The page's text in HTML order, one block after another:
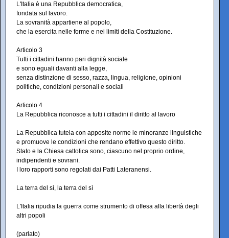
L'Italia è una Repubblica democratica,
fondata sul lavoro.
La sovranità appartiene al popolo,
che la esercita nelle forme e nei limiti della Costituzione.
Articolo 3
Tutti i cittadini hanno pari dignità sociale
e sono eguali davanti alla legge,
senza distinzione di sesso, razza, lingua, religione, opinioni
politiche, condizioni personali e sociali
Articolo 4
La Repubblica riconosce a tutti i cittadini il diritto al lavoro
La Repubblica tutela con apposite norme le minoranze linguistiche
e promuove le condizioni che rendano effettivo questo diritto.
Stato e la Chiesa cattolica sono, ciascuno nel proprio ordine,
indipendenti e sovrani.
I loro rapporti sono regolati dai Patti Lateranensi.
La terra del sì, la terra del sì
L'Italia ripudia la guerra come strumento di offesa alla libertà degli
altri popoli
(parlato)